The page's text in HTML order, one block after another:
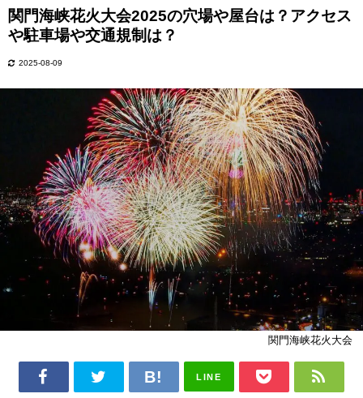
関門海峡花火大会2025の穴場や屋台は？アクセス
や駐車場や交通規制は？
2025-08-09
関門海峡花火大会
LINE